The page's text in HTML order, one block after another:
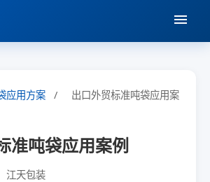
应用方案 /
出口外贸标准吨袋应用案
准吨袋应用案例
江天包装